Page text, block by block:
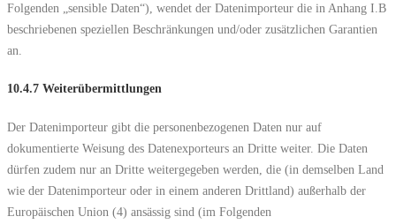
Folgenden „sensible Daten“), wendet der Datenimporteur die in Anhang I.B
beschriebenen speziellen Beschränkungen und/oder zusätzlichen Garantien
an.
10.4.7 Weiterübermittlungen
Der Datenimporteur gibt die personenbezogenen Daten nur auf
dokumentierte Weisung des Datenexporteurs an Dritte weiter. Die Daten
dürfen zudem nur an Dritte weitergegeben werden, die (in demselben Land
wie der Datenimporteur oder in einem anderen Drittland) außerhalb der
Europäischen Union (4) ansässig sind (im Folgenden